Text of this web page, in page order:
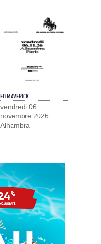
ED MAVERICK
vendredi 06
novembre 2026
Alhambra